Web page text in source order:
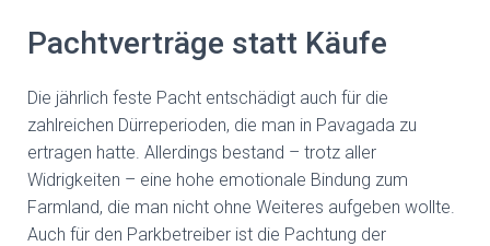
Pachtverträge statt Käufe
Die jährlich feste Pacht entschädigt auch für die
zahlreichen Dürreperioden, die man in Pavagada zu
ertragen hatte. Allerdings bestand – trotz aller
Widrigkeiten – eine hohe emotionale Bindung zum
Farmland, die man nicht ohne Weiteres aufgeben wollte.
Auch für den Parkbetreiber ist die Pachtung der